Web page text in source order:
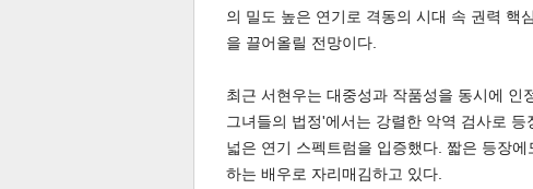
스북 터 공 공유 버블
달기
의 밀도 높은 연기로 격동의 시대 속 권력 핵
을 끌어올릴 전망이다.
최근 서현우는 대중성과 작품성을 동시에 인
그녀들의 법정'에서는 강렬한 악역 검사로
넓은 연기 스펙트럼을 입증했다. 짧은 등장
하는 배우로 자리매김하고 있다.